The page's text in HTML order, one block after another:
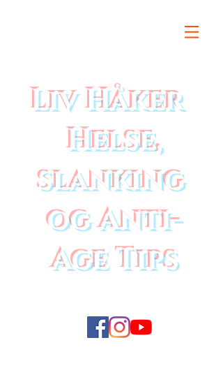
Liv Håker
Helse,
slanking
og Anti-
Age Tips